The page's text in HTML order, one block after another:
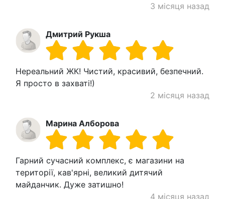
3 місяця назад
Дмитрий Рукша
Нереальний ЖК! Чистий, красивий, безпечний.
Я просто в захваті!)
2 місяця назад
Марина Алборова
Гарний сучасний комплекс, є магазини на
території, кав'ярні, великий дитячий
майданчик. Дуже затишно!
4 місяця назад